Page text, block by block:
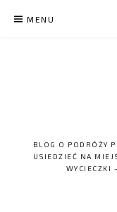
MENU
BLOG O PODRÓŻY
USIEDZIEĆ NA
WYCIECZKI